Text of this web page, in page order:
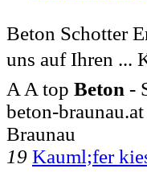
Beton Schotter
uns auf Ihren ...
A A top Beton -
beton-
Braunau
19 Kauml;fer